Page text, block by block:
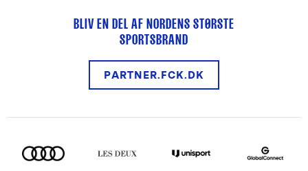
BLIV EN DEL AF NORDENS STØRSTE
SPORTSBRAND
PARTNER.FCK.DK